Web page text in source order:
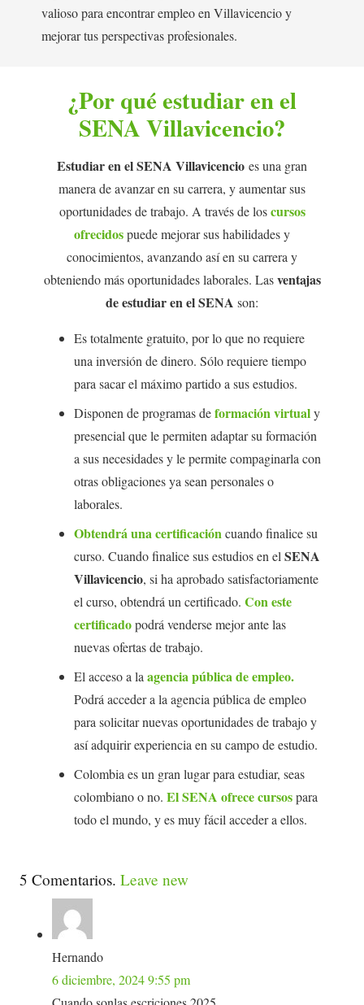
valioso para encontrar empleo en Villavicencio y
mejorar tus perspectivas profesionales.
¿Por qué estudiar en el
SENA Villavicencio?
Estudiar en el SENA Villavicencio es una gran
manera de avanzar en su carrera, y aumentar sus
oportunidades de trabajo. A través de loscursos
ofrecidospuede mejorar sus habilidades y
conocimientos, avanzando así en su carrera y
obteniendo más oportunidades laborales. Lasventajas
de estudiar en el SENA son:
Es totalmente gratuito, por lo que no requiere
una inversión de dinero. Sólo requiere tiempo
para sacar el máximo partido a sus estudios.
Disponen de programas deformación virtualy
presencial que le permiten adaptar su formación
a sus necesidades y le permite compaginarla con
otras obligaciones ya sean personales o
laborales.
Obtendrá una certificacióncuando finalice su
curso. Cuando finalice sus estudios en elSENA
Villavicencio, si ha aprobado satisfactoriamente
el curso, obtendrá un certificado.Con este
certificadopodrá venderse mejor ante las
nuevas ofertas de trabajo.
El acceso a laagencia pública de empleo.
Podrá acceder a la agencia pública de empleo
para solicitar nuevas oportunidades de trabajo y
así adquirir experiencia en su campo de estudio.
Colombia es un gran lugar para estudiar, seas
colombiano o no.El SENA ofrece cursos para
todo el mundo, y es muy fácil acceder a ellos.
5 Comentarios. Leave new
Hernando
6 diciembre, 2024 9:55 pm